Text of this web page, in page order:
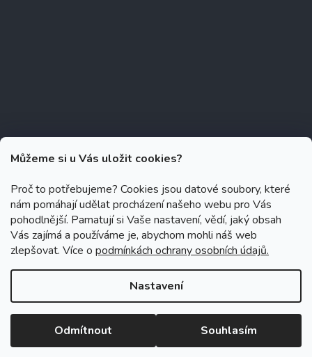
Můžeme si u Vás uložit cookies?
Proč to potřebujeme? Cookies jsou datové soubory, které
nám pomáhají udělat procházení našeho webu pro Vás
pohodlnější. Pamatují si Vaše nastavení, vědí, jaký obsah
Vás zajímá a používáme je, abychom mohli náš web
zlepšovat. Více o podmínkách ochrany osobních údajů.
Nastavení
Odmítnout Souhlasím
Copyright 2026 Zubáček.cz . Všechna práva vyhrazena.
Upravit
nastavení cookies
Grafický návrh vytvořil a na Shoptet implementoval Tomáš Hlad
Shoptetak.cz.
Vytvořil Shoptet